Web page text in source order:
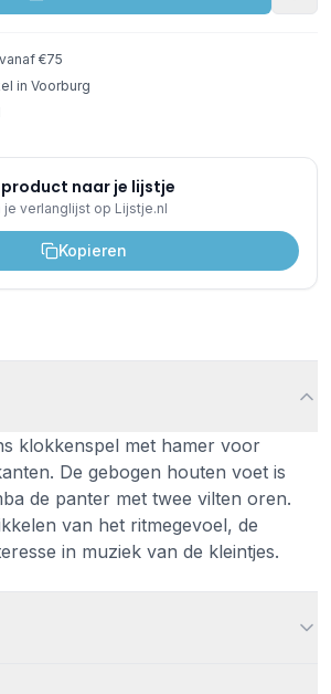
€75
in Voorburg
naar je lijstje
je verlanglijst op Lijstje.nl
Kopieren
klokkenspel met hamer voor
De gebogen houten voet is
de panter met twee vilten oren.
van het ritmegevoel, de
in muziek van de kleintjes.